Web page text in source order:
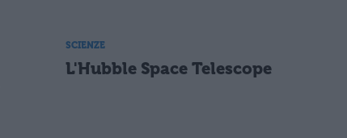
SCIENZE
L'Hubble Space Telescope